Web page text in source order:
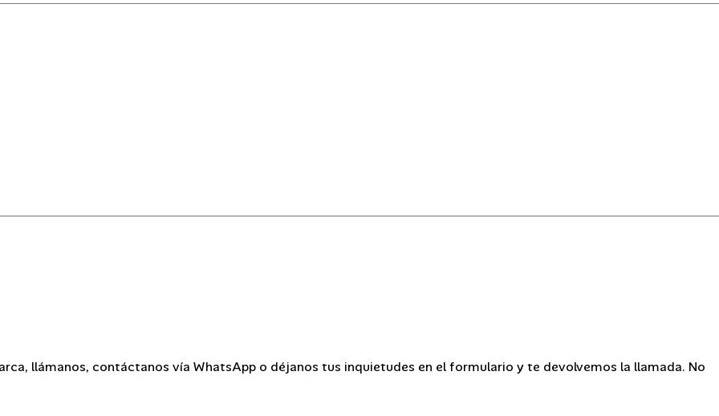
llámanos, contáctanos vía WhatsApp o déjanos tus inquietudes en el formulario y te devolvemos la llamada. No